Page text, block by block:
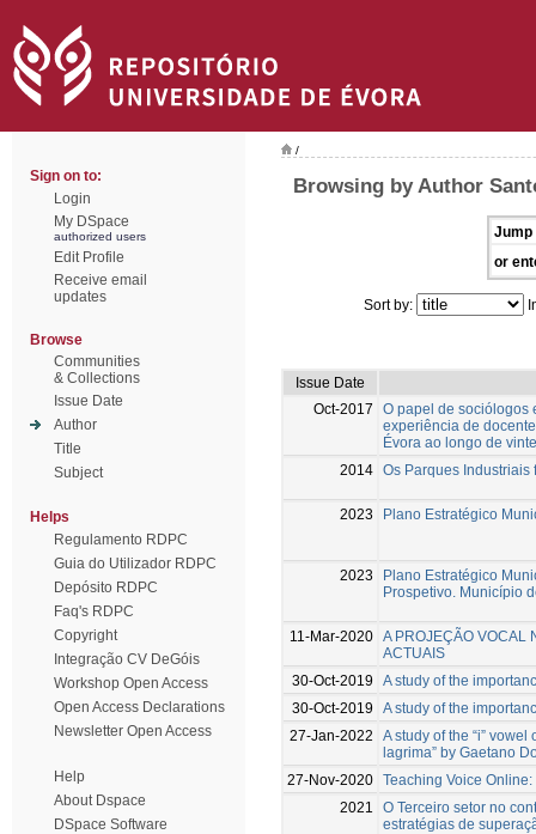
Sign on to:
Login
My DSpace
authorized users
Edit Profile
Receive email
updates
Browse
Communities
& Collections
Issue Date
Author
Title
Subject
Helps
Regulamento RDPC
Guia do Utilizador RDPC
Depósito RDPC
Faq's RDPC
Copyright
Integração CV DeGóis
Workshop Open Access
Open Access Declarations
Newsletter Open Access
Help
About Dspace
DSpace Software
/
Browsing by Author
Jump
or
Sort by:
Issue Date
Oct-2017
O papel de sociólogos
experiência de
Évora ao longo de
2014 Os Parques Industriais
2023 Plano Estratégico
2023
Plano Estratégico
Prospetivo. Município
11-Mar-2020 A PROJEÇÃO VOCAL
ACTUAIS
30-Oct-2019
A study of the
30-Oct-2019
A study of the
27-Jan-2022
A study of the “i”
lagrima” by Gaetano
27-Nov-2020 Teaching Voice
2021
O Terceiro setor no
estratégias de